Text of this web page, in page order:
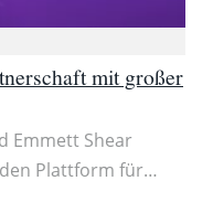
mit großer
Emmett Shear
Plattform für…